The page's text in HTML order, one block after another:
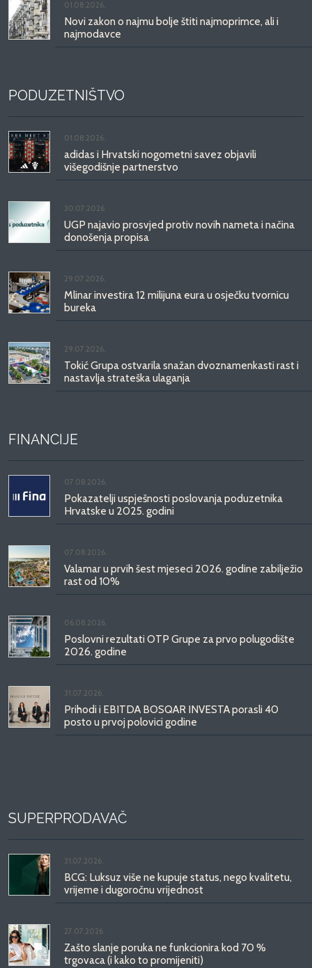
01.08.2026.
Novi zakon o najmu bolje štiti najmoprimce, ali i
najmodavce
PODUZETNIŠTVO
01.08.2026.
adidas i Hrvatski nogometni savez objavili
višegodišnje partnerstvo
30.07.2026.
UGP najavio prosvjed protiv novih nameta i načina
donošenja propisa
29.07.2026.
Mlinar investira 12 milijuna eura u osječku tvornicu
bureka
29.07.2026.
Tokić Grupa ostvarila snažan dvoznamenkasti rast i
nastavlja strateška ulaganja
FINANCIJE
07.08.2026.
Pokazatelji uspješnosti poslovanja poduzetnika
Hrvatske u 2025. godini
07.08.2026.
Valamar u prvih šest mjeseci 2026. godine zabilježio
rast od 10%
06.08.2026.
Poslovni rezultati OTP Grupe za prvo polugodište
2026. godine
31.07.2026.
Prihodi i EBITDA BOSQAR INVESTA porasli 40
posto u prvoj polovici godine
SUPERPRODAVAČ
31.07.2026.
BCG: Luksuz više ne kupuje status, nego kvalitetu,
vrijeme i dugoročnu vrijednost
27.07.2026.
Zašto slanje poruka ne funkcionira kod 70 %
trgovaca (i kako to promijeniti)